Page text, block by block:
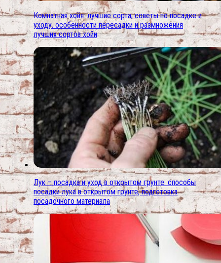
Комнатная хойя: лучшие сорта, советы по посадке и
уходу. особенности пересадки и размножения
лучших сортов хойи
Лук – посадка и уход в открытом грунте. способы
посадки лука в открытом грунте, подготовка
посадочного материала